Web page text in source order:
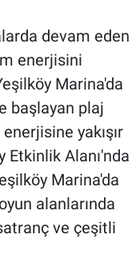
devam eden
enerjisini
Marina'da
başlayan plaj
yakışır
Etkinlik Alanı'nda
Marina'da
alanlarında
ve çeşitli